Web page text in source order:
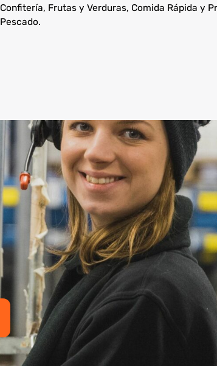
Confitería, Frutas y Verduras, Comida Rápida y
Pescado.